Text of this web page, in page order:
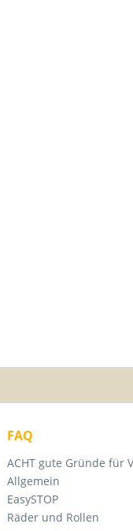
FAQ
ACHT gute Gründe für
Allgemein
EasySTOP
Räder und Rollen